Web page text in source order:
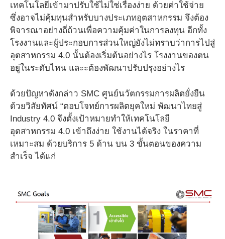
เทคโนโลยีเข้ามาปรับใช้ไม่ใช่เรื่องง่าย ด้วยค่าใช้จ่าย
ซึ่งอาจไม่คุ้มทุนสำหรับบางประเภทอุตสาหกรรม จึงต้อง
พิจารณาอย่างถี่ถ้วนเพื่อความคุ้มค่าในการลงทุน อีกทั้ง
โรงงานและผู้ประกอบการส่วนใหญ่ยังไม่ทราบว่าการไปสู่
อุตสาหกรรม 4.0 นั้นต้องเริ่มต้นอย่างไร โรงงานของตน
อยู่ในระดับไหน และะต้องพัฒนาปรับปรุงอย่างไร
ด้วยปัญหาดังกล่าว SMC ศูนย์นวัตกรรมการผลิตยั่งยืน
ด้วยวิสัยทัศน์ “ตอบโจทย์การผลิตยุคใหม่ พัฒนาไทยสู่
Industry 4.0 จึงตั้งเป้าหมายทำให้เทคโนโลยี
อุตสาหกรรม 4.0 เข้าถึงง่าย ใช้งานได้จริง ในราคาที่
เหมาะสม ด้วยบริการ 5 ด้าน บน 3 ขั้นตอนของความ
สำเร็จ ได้แก่